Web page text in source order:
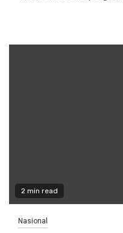
2 min read
Nasional